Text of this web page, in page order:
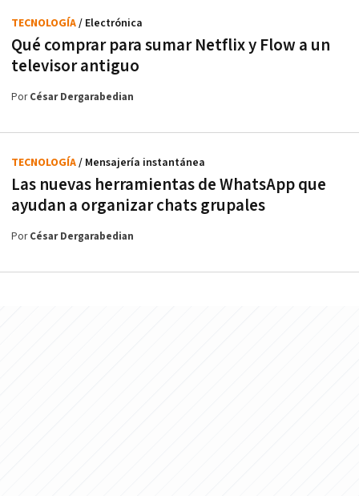
Qué comprar para sumar Netflix y Flow a un
televisor antiguo
TECNOLOGÍA/ Electrónica
PorCésar Dergarabedian
Las nuevas herramientas de WhatsApp que
ayudan a organizar chats grupales
TECNOLOGÍA/ Mensajería instantánea
PorCésar Dergarabedian